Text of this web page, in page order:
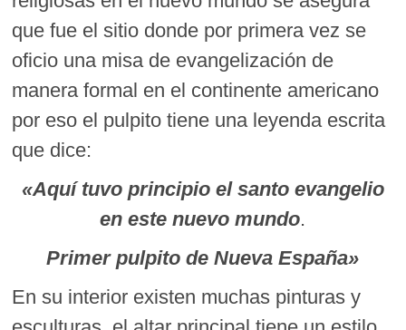
que fue el sitio donde por primera vez se
oficio una misa de evangelización de
manera formal en el continente americano
por eso el pulpito tiene una leyenda escrita
que dice:
«Aquí tuvo principio el santo evangelio
en este nuevo mundo.
Primer pulpito de Nueva España»
En su interior existen muchas pinturas y